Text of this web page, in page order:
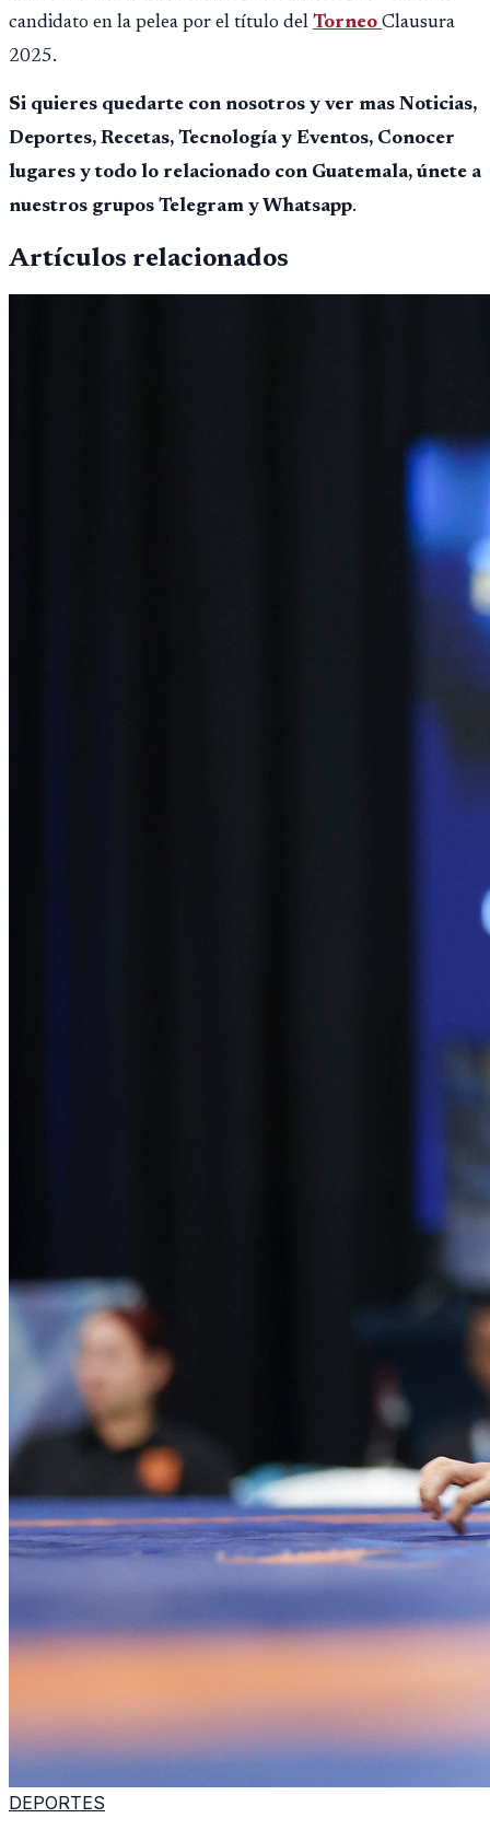
candidato en la pelea por el título del Torneo Clausura
2025.
Si quieres quedarte con nosotros y ver mas Noticias,
Deportes, Recetas, Tecnología y Eventos, Conocer
lugares y todo lo relacionado con Guatemala, únete a
nuestros grupos Telegram y Whatsapp.
Artículos relacionados
DEPORTES